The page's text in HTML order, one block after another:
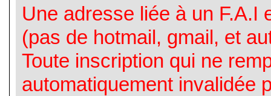
Une adresse liée à un F.A.I
(pas de hotmail, gmail, et
Toute inscription qui ne
automatiquement invalidée